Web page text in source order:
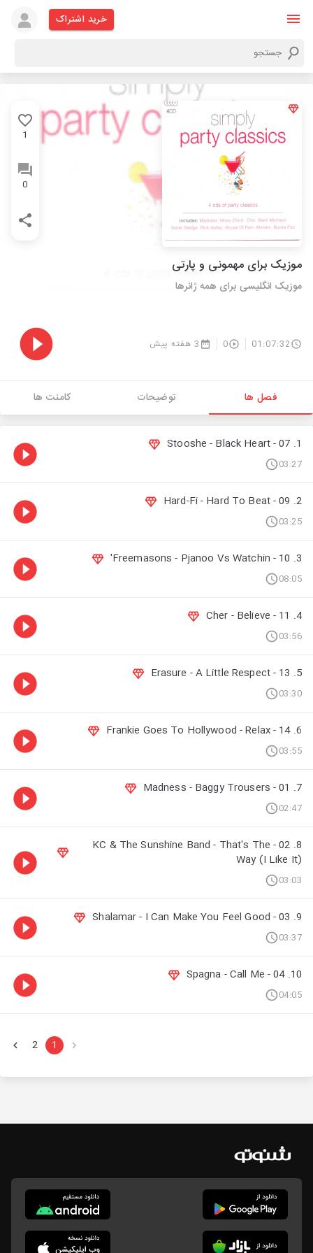
خرید اشتراک
1
0
موزیک برای مهمونی و پارتی
موزیک انگلیسی برای همه ژانرها
01:07:32
0 3 هفته پیش
فصل ها توضیحات کامنت ها
1. 07 - Stooshe - Black Heart
03:27
2. 09 - Hard-Fi - Hard To Beat
03:25
3. 10 - Freemasons - Pjanoo Vs Watchin'
08:05
4. 11 - Cher - Believe
03:56
5. 13 - Erasure - A Little Respect
03:30
6. 14 - Frankie Goes To Hollywood - Relax
03:55
7. 01 - Madness - Baggy Trousers
02:47
8. 02 - KC & The Sunshine Band - That's The
Way (I Like It)
03:03
9. 03 - Shalamar - I Can Make You Feel Good
03:37
10. 04 - Spagna - Call Me
04:05
1
2